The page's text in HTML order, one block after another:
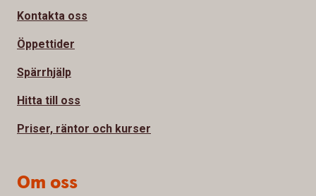
Kontakta oss
Öppettider
Spärrhjälp
Hitta till oss
Priser, räntor och kurser
Om oss